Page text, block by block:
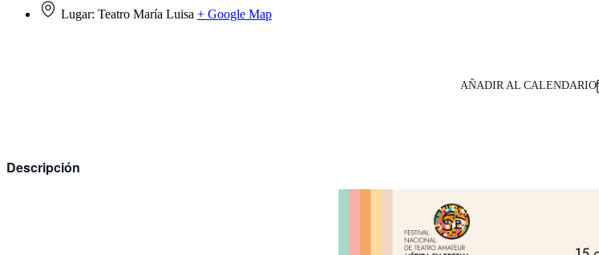
Lugar: Teatro María Luisa + Google Map
AÑADIR AL CALENDARIO
Descripción